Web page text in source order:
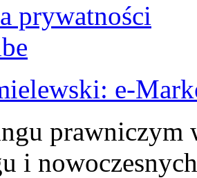
prywatności
e-
prawniczym
i